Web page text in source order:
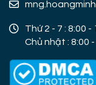
Thứ 2 - 7 : 8:00 -
Chủ nhật : 8:00 -